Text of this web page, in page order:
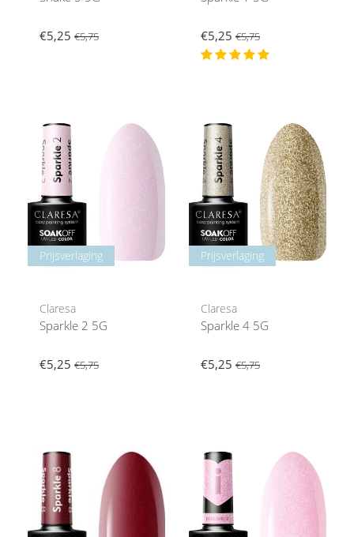
€5,25 €5,75 €5,25 €5,75
Prijsverlaging
Claresa
Sparkle 2 5G
€5,25 €5,75
Prijsverlaging
Claresa
Sparkle 4 5G
€5,25 €5,75